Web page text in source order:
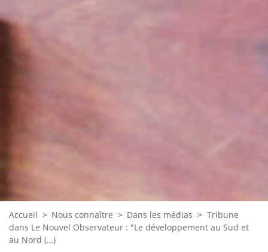
Accueil > Nous connaître > Dans les médias > Tribune
dans Le Nouvel Observateur : "Le développement au Sud et
au Nord (…)